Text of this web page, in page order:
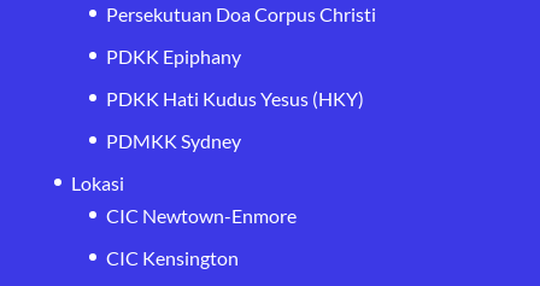
Persekutuan Doa Corpus Christi
PDKK Epiphany
PDKK Hati Kudus Yesus (HKY)
PDMKK Sydney
Lokasi
CIC Newtown-Enmore
CIC Kensington